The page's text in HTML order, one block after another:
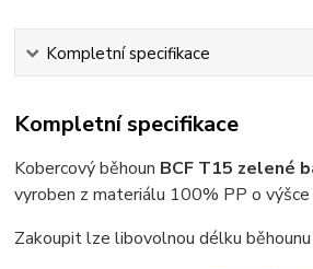
Kompletní specifikace
Kompletní specifikace
Kobercový běhoun BCF T15 zelené
vyroben z materiálu 100% PP o
Zakoupit lze libovolnou délku